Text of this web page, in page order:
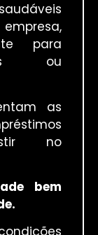
para
ou
as
no
bem